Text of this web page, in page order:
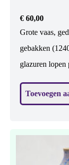
€ 60,00
Grote vaas,
gebakken
glazuren
kunnen
Toevoegen